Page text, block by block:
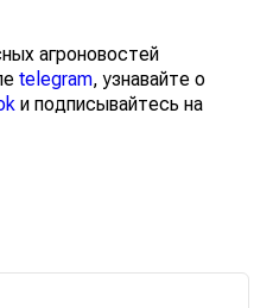
агроновостей
telegram, узнавайте о
и подписывайтесь на